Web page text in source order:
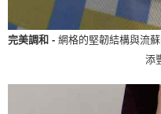
完美調和 - 網格的堅韌結構與流
添